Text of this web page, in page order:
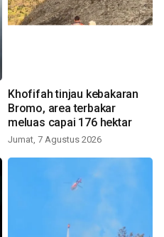
Khofifah tinjau kebakaran
Bromo, area terbakar
meluas capai 176 hektar
Jumat, 7 Agustus 2026